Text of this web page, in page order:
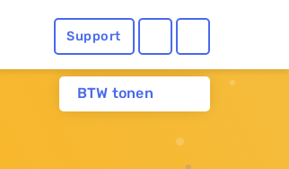
Support
BTW tonen